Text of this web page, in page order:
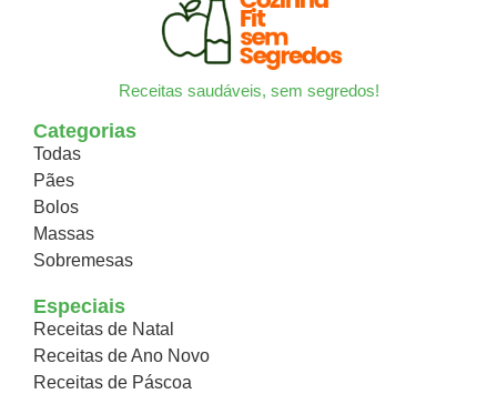
Receitas saudáveis, sem segredos!
Categorias
Todas
Pães
Bolos
Massas
Sobremesas
Especiais
Receitas de Natal
Receitas de Ano Novo
Receitas de Páscoa